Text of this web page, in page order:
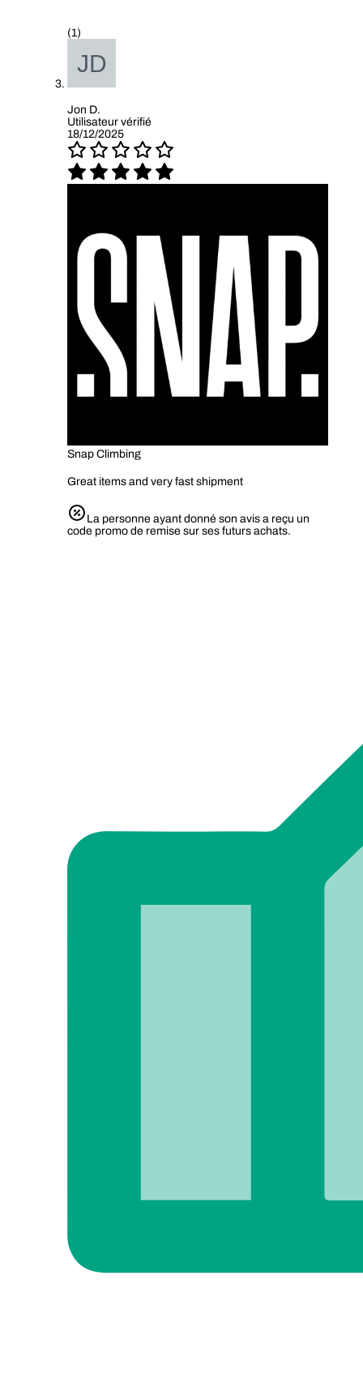
(1)
Jon D.
Utilisateur vérifié
18/12/2025
Snap Climbing
Great items and very fast shipment
La personne ayant donné son avis a reçu un
code promo de remise sur ses futurs achats.